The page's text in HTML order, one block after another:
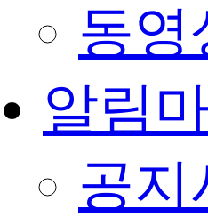
동영
알림
공지